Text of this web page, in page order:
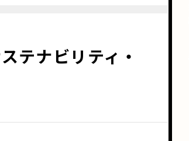
テナビリティ・